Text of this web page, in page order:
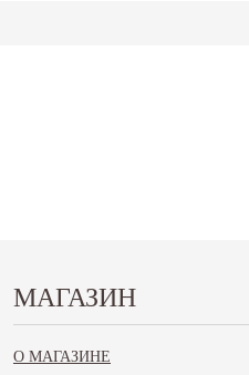
МАГАЗИН
О МАГАЗИНЕ